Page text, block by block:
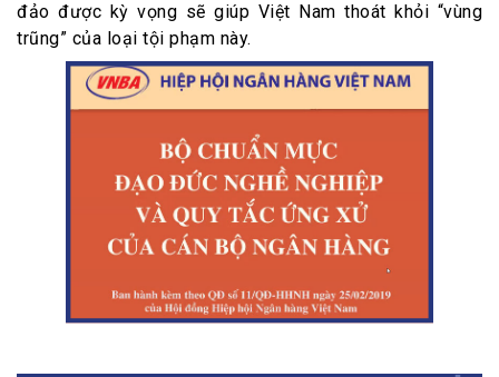
đảo được kỳ vọng sẽ giúp Việt Nam thoát khỏi “vùng
trũng” của loại tội phạm này.